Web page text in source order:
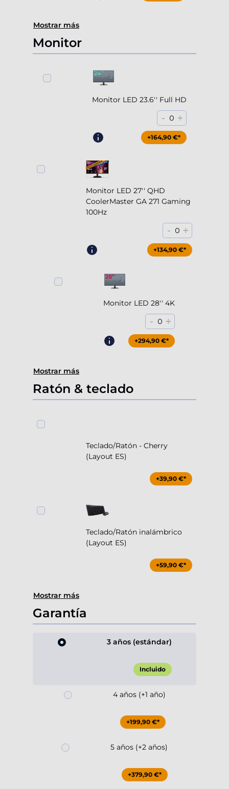
Mostrar más
Monitor
Monitor LED 23.6'' Full HD
- 0 +
+164,90 €*
Monitor LED 27'' QHD
CoolerMaster GA 271 Gaming
100Hz
- 0 +
+204,90 €*
+134,90 €*
Monitor LED 28'' 4K
- 0 +
+294,90 €*
Mostrar más
Ratón & teclado
Teclado/Ratón - Cherry
(Layout ES)
+39,90 €*
Teclado/Ratón inalámbrico
(Layout ES)
+59,90 €*
Mostrar más
Garantía
3 años (estándar)
Incluido
4 años (+1 año)
+199,90 €*
5 años (+2 años)
+379,90 €*